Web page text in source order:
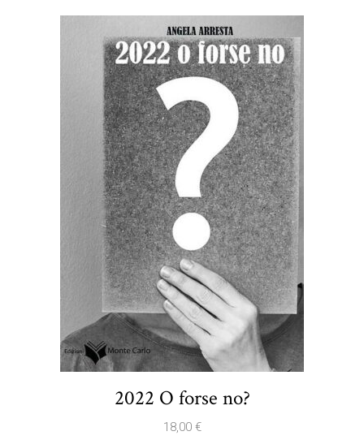
2022 O forse no?
18,00 €